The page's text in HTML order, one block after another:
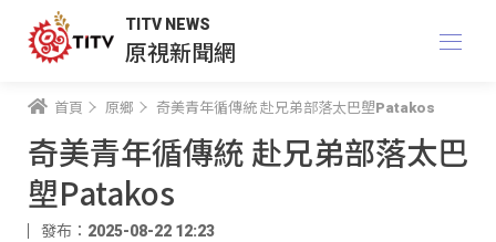
TITV NEWS
原視新聞網
首頁 原鄉 奇美青年循傳統 赴兄弟部落太巴塱Patakos
奇美青年循傳統 赴兄弟部落太巴
塱Patakos
發布：2025-08-22 12:23